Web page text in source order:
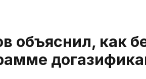
объяснил, как